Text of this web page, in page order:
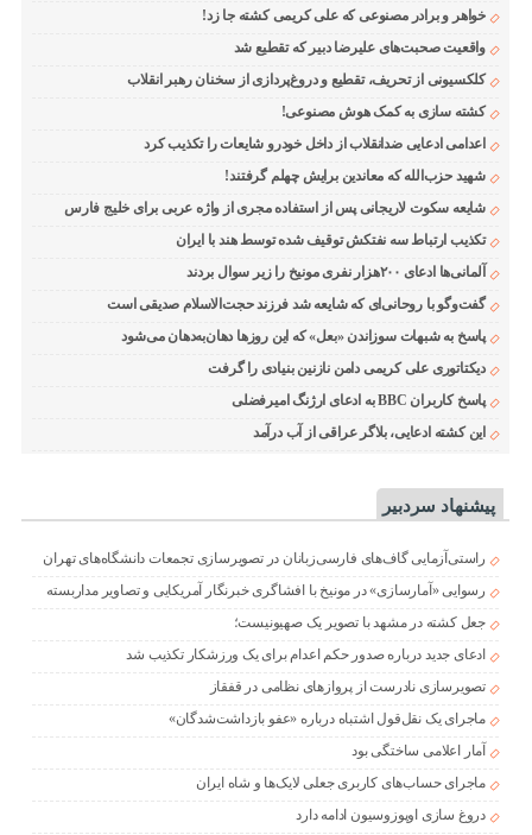
خواهر و برادر مصنوعی که علی کریمی کشته جا زد!
واقعیت صحبت‌های علیرضا دبیر که تقطیع شد
کلکسیونی از تحریف، تقطیع و دروغ‌پردازی از سخنان رهبر انقلاب
کشته سازی به کمک هوش مصنوعی!
اعدامی ادعایی ضدانقلاب از داخل خودرو شایعات را تکذیب کرد
شهید حزب‌الله که معاندین برایش چهلم گرفتند!
شایعه سکوت لاریجانی پس از استفاده مجری از واژه عربی برای خلیج فارس
تکذیب ارتباط سه نفتکش توقیف شده توسط هند با ایران
آلمانی‌ها ادعای ۲۰۰هزار نفری مونیخ را زیر سوال بردند
گفت‌وگو با روحانی‌ای که شایعه شد فرزند حجت‌الاسلام صدیقی است
پاسخ به شبهات سوزاندن «بعل» که این روزها دهان‌به‌دهان می‌شود
دیکتاتوری علی کریمی دامن نازنین بنیادی را گرفت
پاسخ کاربران BBC به ادعای ارژنگ امیرفضلی
این کشته ادعایی، بلاگر عراقی از آب درآمد
پیشنهاد سردبیر
راستی‌آزمایی گاف‌های فارسی‌زبانان در تصویرسازی تجمعات دانشگاه‌های تهران
رسوایی «آمارسازی» در مونیخ با افشاگری خبرنگار آمریکایی و تصاویر مداربسته
جعل کشته در مشهد با تصویر یک صهیونیست؛
ادعای جدید درباره صدور حکم اعدام برای یک ورزشکار تکذیب شد
تصویرسازی نادرست از پروازهای نظامی در قفقاز
ماجرای یک نقل‌قول اشتباه درباره «عفو بازداشت‌شدگان»
آمار اعلامی ساختگی بود
ماجرای حساب‌های کاربری جعلی لایک‌ها و شاه ایران
دروغ سازی اوپوزوسیون ادامه دارد